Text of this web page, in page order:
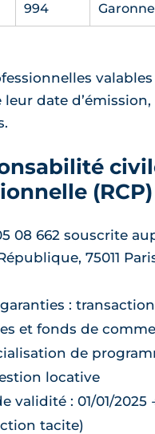
994
Garonne
valables
date d’émission,
(RCP)
08 662 souscrite
75011
:
et fonds de
de
locative
validité : 01/01/2025
tacite)